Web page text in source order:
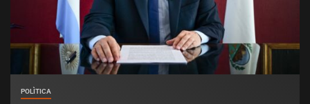
POLÌTICA